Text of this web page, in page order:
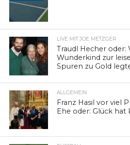
LIVE MIT JOE METZGER
Traudl Hecher
Wunderkind zur
Spuren zu Gold
ALLGEMEIN
Franz Hasil vor viel
Ehe oder: Glück hat